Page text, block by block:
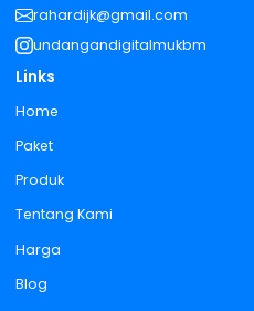
rahardijk@gmail.com
undangandigitalmukbm
Links
Home
Paket
Produk
Tentang Kami
Harga
Blog